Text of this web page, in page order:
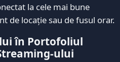
la cele mai bune
de locație sau de fusul orar.
în Portofoliul
ului